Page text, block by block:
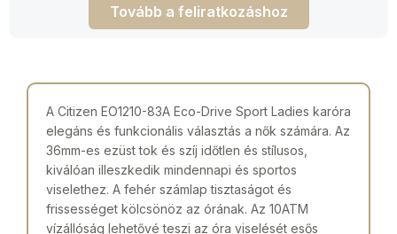
Tovább a feliratkozáshoz
A Citizen EO1210-83A Eco-Drive Sport Ladies karóra
elegáns és funkcionális választás a nők számára. Az
36mm-es ezüst tok és szíj időtlen és stílusos,
kiválóan illeszkedik mindennapi és sportos
viselethez. A fehér számlap tisztaságot és
frissességet kölcsönöz az órának. Az 10ATM
vízállóság lehetővé teszi az óra viselését esős